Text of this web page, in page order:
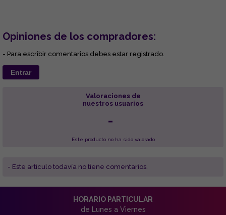
Opiniones de los compradores:
- Para escribir comentarios debes estar registrado.
Entrar
Valoraciones de
nuestros usuarios
-
Este producto no ha sido valorado
- Este articulo todavía no tiene comentarios.
HORARIO PARTICULAR
de Lunes a Viernes